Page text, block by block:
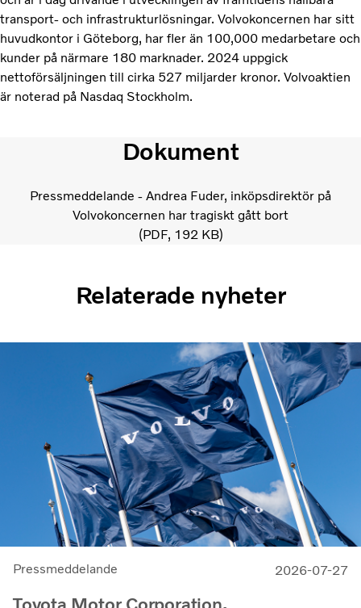
transport- och infrastrukturlösningar. Volvokoncernen har sitt
huvudkontor i Göteborg, har fler än 100,000 medarbetare och
kunder på närmare 180 marknader. 2024 uppgick
nettoförsäljningen till cirka 527 miljarder kronor. Volvoaktien
är noterad på Nasdaq Stockholm.
Dokument
Pressmeddelande - Andrea Fuder, inköpsdirektör på
Volvokoncernen har tragiskt gått bort
PDF 192 KB
Relaterade nyheter
Pressmeddelande 2026-07-27